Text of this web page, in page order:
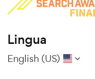
Lingua
English (US)